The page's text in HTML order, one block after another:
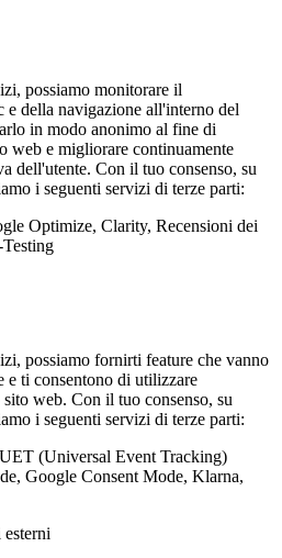
possiamo monitorare il
e della navigazione all'interno del
in modo anonimo al fine di
web e migliorare continuamente
dell'utente. Con il tuo consenso, su
i seguenti servizi di terze parti:
Optimize, Clarity, Recensioni dei
possiamo fornirti feature che vanno
e ti consentono di utilizzare
web. Con il tuo consenso, su
i seguenti servizi di terze parti:
(Universal Event Tracking)
Google Consent Mode, Klarna,